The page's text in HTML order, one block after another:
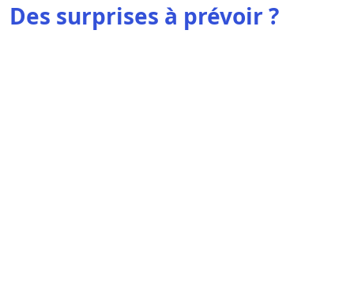
Des surprises à prévoir ?